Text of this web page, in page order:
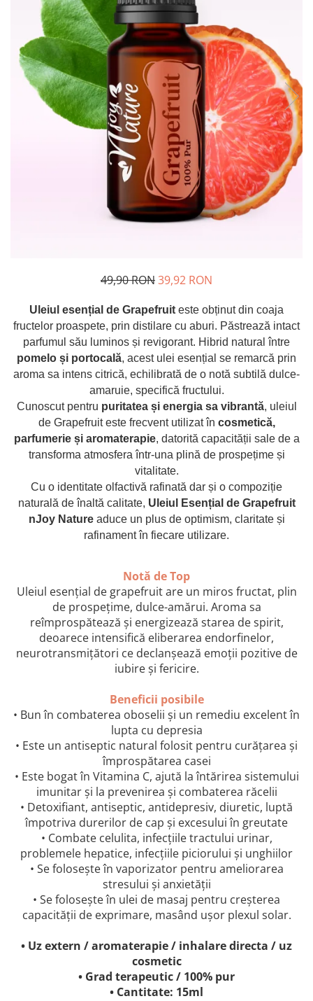
Rose - instrumentul iubirii
Chakrele si Uleiurile Esentiale
Arome tomnatice pentru încălzirea
sufletului
Uleiul esențial de Ravintsara
Lună plină, bine ai revenit, te simt
Uleiul esenţial de Tămâie
Cum integrăm uleiurile esențiale în
8 Mituri despre uleiurile esențiale
Ce trebuie sa stim atunci cand
folosim Uleiuri Esentiale
TOP 6 uleiuri Esentiale pentru a
combate Depresia
Imbratiseaza Toamna
Aromele Sarbatorilor de Iarna
Self love* In Asteptarea Soarelui
Pericole_vs_beneficii
49,90 RON39,92 RON
Uleiul esențial de Grapefruit este obținutdin coaja
fructelor proaspete, prin distilare cu aburi. Păstrează intact
parfumul său luminos și revigorant. Hibrid natural între
pomelo și portocală, acest ulei esențial se remarcă prin
aroma sa intens citrică, echilibrată de o notă subtilă dulce-
amaruie, specifică fructului.
Cunoscut pentru puritatea și energia sa vibrantă, uleiul
de Grapefruit este frecvent utilizat în cosmetică,
parfumerie și aromaterapie, datorită capacității sale de a
transforma atmosfera într-una plină de prospețime și
vitalitate.
Cu o identitate olfactivă rafinată dar și o compoziție
naturală de înaltă calitate, U leiul Esențial de Grapefruit
nJoy Natureaduce un plus de optimism, claritate și
rafinament în fiecare utilizare.
Notă de Top
Uleiul esențial de grapefruit are un miros fructat, plin
de prospețime, dulce-amărui. Aroma sa
reîmprospătează și energizează starea de spirit,
deoarece intensifică eliberarea endorfinelor,
neurotransmițători ce declanşează emoții pozitive de
iubire și fericire.
Beneficii posibile
• Bun în combaterea oboselii și un remediu excelent în
lupta cu depresia
• Este un antiseptic natural folosit pentru curățarea și
împrospătarea casei
• Este bogat în Vitamina C, ajută la întărirea sistemului
imunitar și la prevenirea și combaterea răcelii
• Detoxifiant, antiseptic, antidepresiv, diuretic, luptă
împotriva durerilor de cap și excesului în greutate
• Combate celulita, infecțiile tractului urinar,
problemele hepatice, infecțiile piciorului și unghiilor
• Se folosește în vaporizator pentru ameliorarea
stresului și anxietății
• Se folosește în ulei de masaj pentru creșterea
capacității de exprimare, masând ușor plexul solar.
• Uz extern / aromaterapie / inhalare directa / uz
cosmetic
• Grad terapeutic / 100% pur
• Cantitate: 15ml